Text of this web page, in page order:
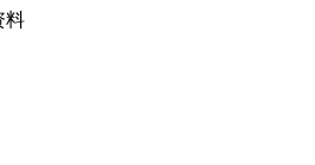
料